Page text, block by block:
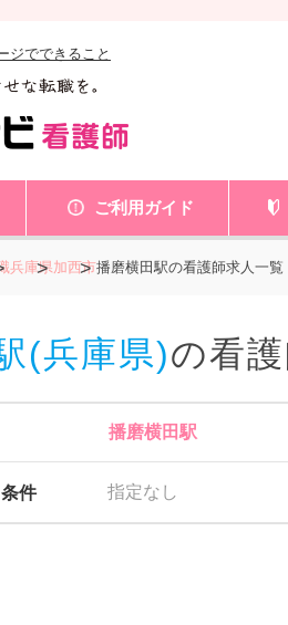
ジでできること
ご利用ガイド
兵庫県加西市播磨横田駅の看護師求人一覧
(兵庫県)の看
播磨横田駅
件 指定なし